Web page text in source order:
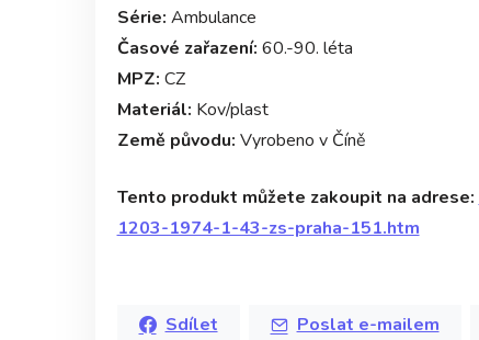
Série: Ambulance
Časové zařazení: 60.-90. léta
MPZ: CZ
Materiál: Kov/plast
Země původu: Vyrobeno v Číně
Tento produkt můžete zakoupit na adrese:
1203-1974-1-43-zs-praha-151.htm
Sdílet Poslat e-mailem